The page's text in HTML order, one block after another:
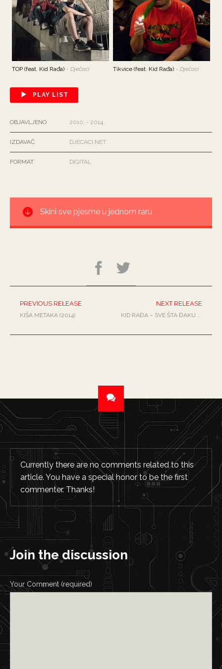
TOP (feat. Kid Rađa) Dječaci Tikvice (feat. Kid Rađa) Dječaci
PLAY LIST
OBJAVLJENO 2010. - 2014.
IZDAVAČ DJECACI.NET
FORMAT DIGITAL
Skini sve pjesme u jednom raru
PREVIOUS RELEASE
KIŠA METAKA (2014)
NEXT RELEASE
KID RAĐA – SVE ŠTA ĐAKU TREBA
Currently there are no comments related to this
article. You have a special honor to be the first
commenter. Thanks!
Join the discussion
Your Comment (required)